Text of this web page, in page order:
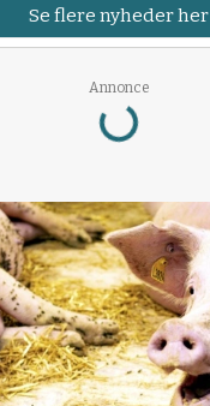
Se flere nyheder her
Annonce
Loading...